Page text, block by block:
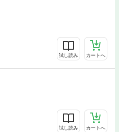
試し読み カートへ
試し読み カートへ